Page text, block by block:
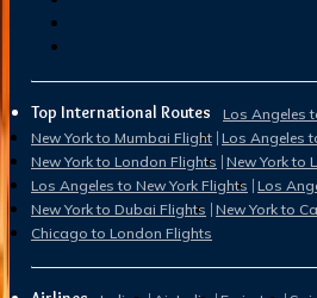
Top International Routes
Los Angeles
New York to Mumbai Flight Los Angeles
New York to London Flights New York to
Los Angeles to New York Flights Los
New York to Dubai Flights New York to
Chicago to London Flights